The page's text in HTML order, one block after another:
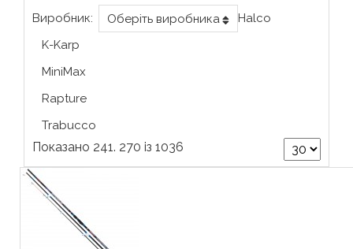
Виробник:
Оберіть виробника
Halco
K-Karp
MiniMax
Rapture
Trabucco
Показано 241. 270 із 1036